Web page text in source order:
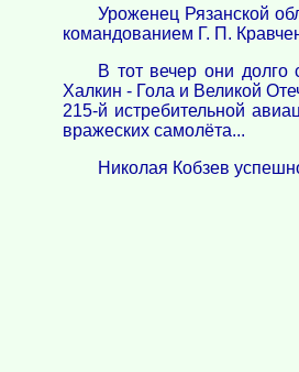
Уроженец Рязанской
командованием Г. П.
В тот вечер они
Халкин - Гола и Великой
215-й истребительной
вражеских самолёта...
Николая Кобзев